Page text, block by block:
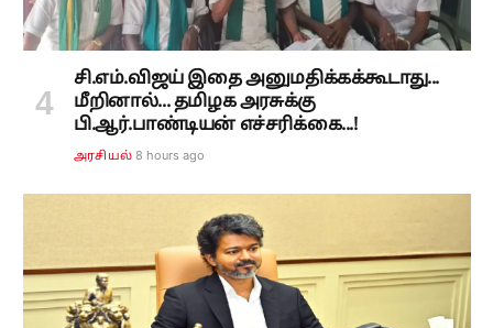
சி.எம்.விஜய் இதை அனுமதிக்கக்கூடாது...
மீறினால்... தமிழக அரசுக்கு
பி.ஆர்.பாண்டியன் எச்சரிக்கை...!
அரசியல் 8 hours ago